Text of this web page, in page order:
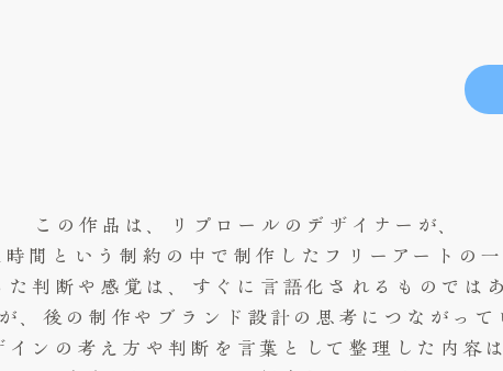
この作品は、リプロールのデザイナーが、
間という制約の中で制作したフリーアートの一
た判断や感覚は、すぐに言語化されるものでは
、後の制作やブランド設計の思考につながって
インの考え方や判断を言葉として整理した内容は